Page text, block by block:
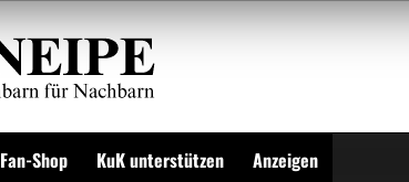
Fan-Shop KuK unterstützen Anzeigen